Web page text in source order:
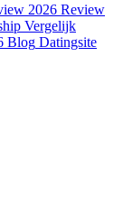
2026 Review
Vergelijk
Blog Datingsite